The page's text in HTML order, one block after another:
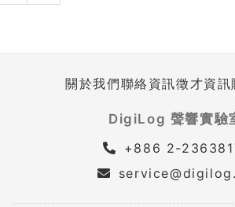
關於我們聯絡資訊徵才資訊
DigiLog 聲響實驗
+886 2-